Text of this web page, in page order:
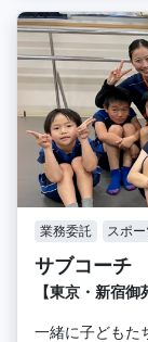
業務委託 スポ
サブコーチ
【東京・新宿
一緒に子どもた